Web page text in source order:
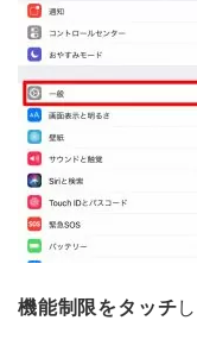
機能制限をタッチ